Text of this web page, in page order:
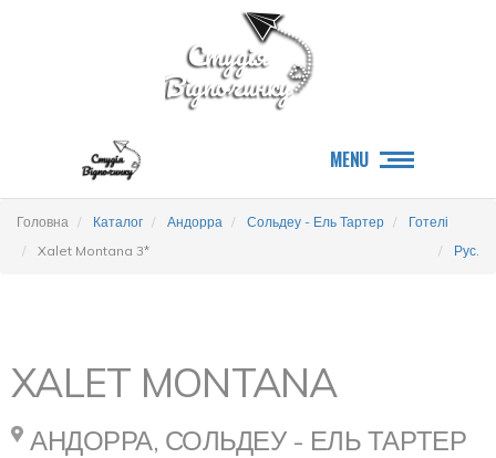
MENU
Головна Каталог Андорра Сольдеу - Ель Тартер
Готелі
Xalet Montana 3*
Рус.
XALET MONTANA
АНДОРРА, СОЛЬДЕУ - ЕЛЬ ТАРТЕР